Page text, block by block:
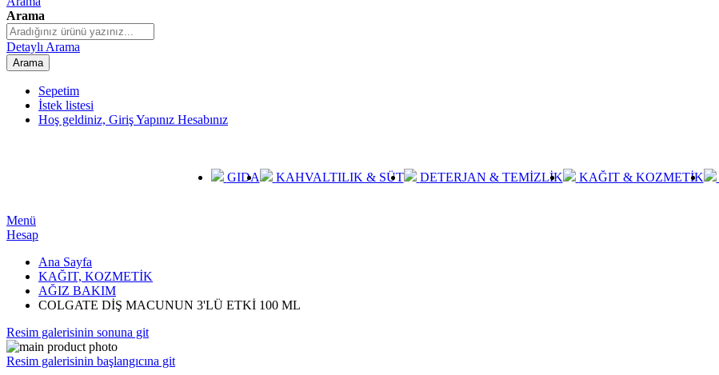
Arama
Detaylı Arama
Arama
Sepetim
İstek listesi
Hoş geldiniz, Giriş Yapınız Hesabınız
GIDA KAHVALTILIK & SÜT DETERJAN & TEMİZLİK KAĞIT & KOZMETİK
Menü
Hesap
Ana Sayfa
KAĞIT, KOZMETİK
AĞIZ BAKIM
COLGATE DİŞ MACUNUN 3'LÜ ETKİ 100 ML
Resim galerisinin sonuna git
Resim galerisinin başlangıcına git